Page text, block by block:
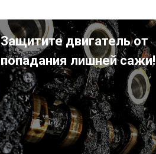
Защитите двигатель от
попадания лишней сажи!